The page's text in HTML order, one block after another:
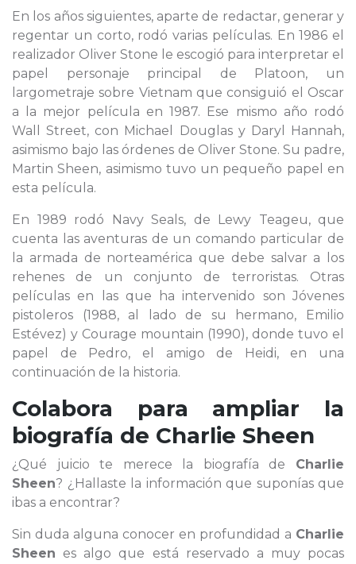
En los años siguientes, aparte de redactar, generar y
regentar un corto, rodó varias películas. En 1986 el
realizador Oliver Stone le escogió para interpretar el
papel personaje principal de Platoon, un
largometraje sobre Vietnam que consiguió el Oscar
a la mejor película en 1987. Ese mismo año rodó
Wall Street, con Michael Douglas y Daryl Hannah,
asimismo bajo las órdenes de Oliver Stone. Su padre,
Martin Sheen, asimismo tuvo un pequeño papel en
esta película.
En 1989 rodó Navy Seals, de Lewy Teageu, que
cuenta las aventuras de un comando particular de
la armada de norteamérica que debe salvar a los
rehenes de un conjunto de terroristas. Otras
películas en las que ha intervenido son Jóvenes
pistoleros (1988, al lado de su hermano, Emilio
Estévez) y Courage mountain (1990), donde tuvo el
papel de Pedro, el amigo de Heidi, en una
continuación de la historia.
Colabora para ampliar la
biografía de Charlie Sheen
¿Qué juicio te merece la biografía de Charlie
Sheen? ¿Hallaste la información que suponías que
ibas a encontrar?
Sin duda alguna conocer en profundidad a Charlie
Sheen es algo que está reservado a muy pocas